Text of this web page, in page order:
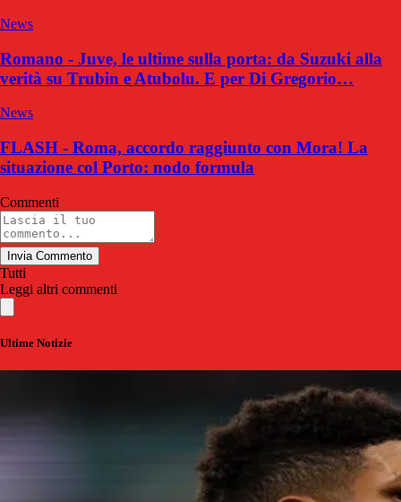
News
Romano - Juve, le ultime sulla porta: da Suzuki alla
verità su Trubin e Atubolu. E per Di Gregorio…
News
FLASH - Roma, accordo raggiunto con Mora! La
situazione col Porto: nodo formula
Commenti
Invia Commento
Tutti
Leggi altri commenti
Ultime Notizie